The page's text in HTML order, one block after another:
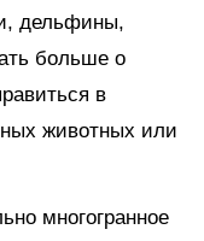
дельфины,
больше о
в
животных или
многогранное